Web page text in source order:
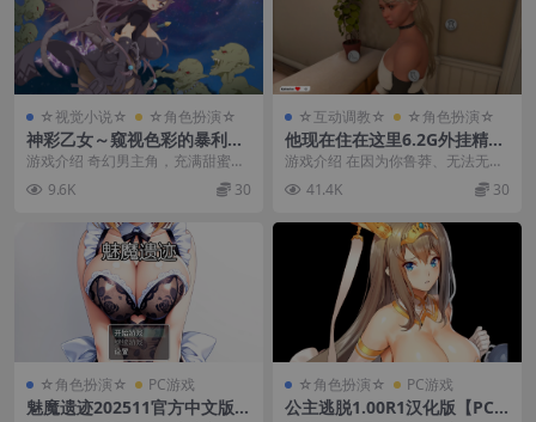
☆视觉小说☆ ☆角色扮演☆
神彩乙女～窥视色彩的暴利商
人～1.3.0 汉化修复版【PC+日
系SLG/RPG/神作+全CG存
档】/神彩の乙女 ～売れすぎ
游戏介绍 奇幻男主角，充满甜蜜的
情色作品！ 男主角是一个个性不成
熟的男主角，他强...
9.6K 30
☆互动调教☆ ☆角色扮演☆
他现在住在这里6.2G外挂精翻
汉化版【PC+大型3D互动/调
教/开放世界】/He Lives Her
e Now【4.87G】
游戏介绍 在因为你鲁莽、无法无天
的生活方式多次被当局抓到后，你
终于没有机会了。 ...
41.4K 30
☆角色扮演☆ PC游戏
魅魔遗迹202511官方中文版
☆角色扮演☆ PC游戏
公主逃脱1.00R1汉化版【PC